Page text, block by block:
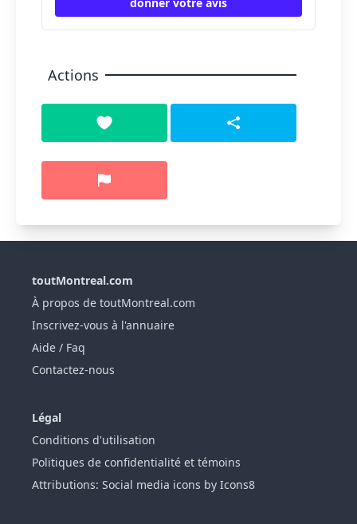
Actions
toutMontreal.com
À propos de toutMontreal.com
Inscrivez-vous à l'annuaire
Aide / Faq
Contactez-nous
Légal
Conditions d'utilisation
Politiques de confidentialité et témoins
Attributions: Social media icons by Icons8